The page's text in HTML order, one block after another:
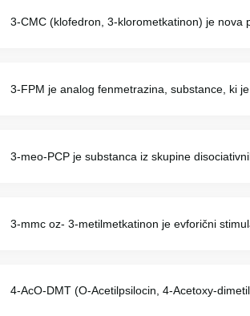
3-CMC (klofedron, 3-klorometkatinon) je nova
3-FPM je analog fenmetrazina, substance, ki
3-meo-PCP je substanca iz skupine
3-mmc oz- 3-metilmetkatinon je evforični
4-AcO-DMT (O-Acetilpsilocin, 4-Acetoxy-